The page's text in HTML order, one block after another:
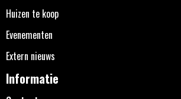
Huizen te koop
Evenementen
Extern nieuws
Informatie